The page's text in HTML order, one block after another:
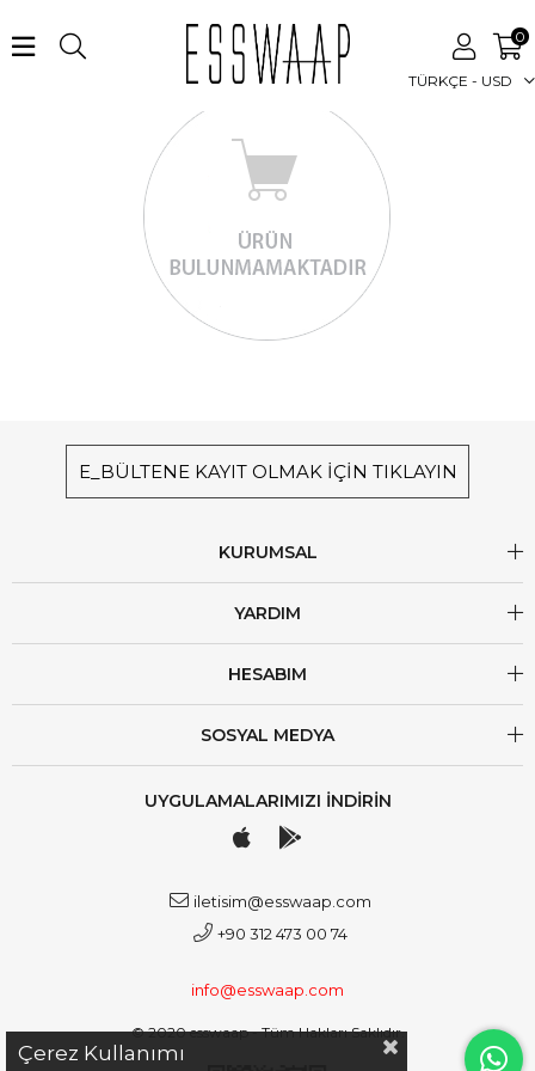
TÜRKÇE - USD
0
E_BÜLTENE KAYIT OLMAK İÇİN TIKLAYIN
KURUMSAL
YARDIM
HESABIM
SOSYAL MEDYA
UYGULAMALARIMIZI İNDİRİN
iletisim@esswaap.com
+90 312 473 00 74
info@esswaap.com
© 2020 esswaap - Tüm Hakları Saklıdır.
Çerez Kullanımı